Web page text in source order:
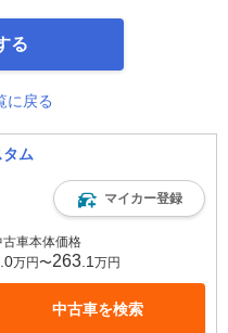
る
に戻る
ム
マイカー登録
古車本体価格
.0万円〜263 .1 万円
中古車を検索